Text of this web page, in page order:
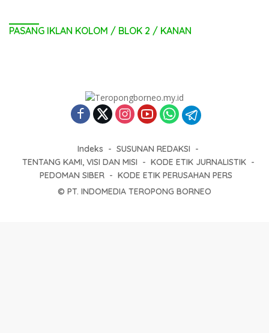
PASANG IKLAN KOLOM / BLOK 2 / KANAN
Indeks
SUSUNAN REDAKSI
TENTANG KAMI, VISI DAN MISI
KODE ETIK JURNALISTIK
PEDOMAN SIBER
KODE ETIK PERUSAHAN PERS
© PT. INDOMEDIA TEROPONG BORNEO